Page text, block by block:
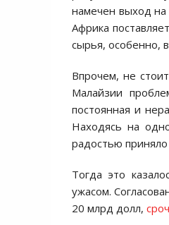
намечен выход
Африка
сырья, особенно,
Впрочем, не
Малайзии
постоянная и
Находясь на
радостью
Тогда это
ужасом.
20 млрд долл,